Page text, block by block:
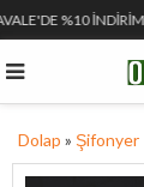
%10
Dolap » Şifonyer